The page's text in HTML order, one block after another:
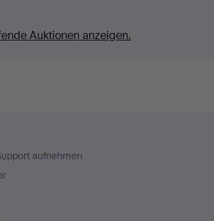
Auktionen anzeigen.
aufnehmen